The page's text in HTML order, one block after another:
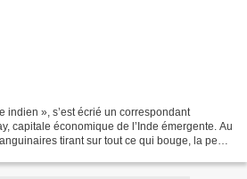
indien », s’est écrié un correspondant
capitale économique de l’Inde émergente. Au
tirant sur tout ce qui bouge, la peur